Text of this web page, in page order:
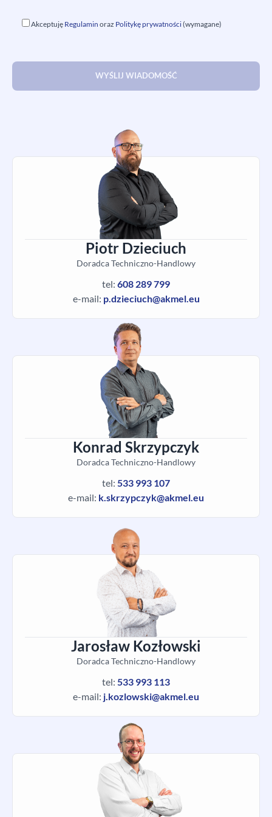
Piotr Dzieciuch
Doradca Techniczno-Handlowy
tel: 608 289 799
e-mail: p.dzieciuch@akmel.eu
Konrad Skrzypczyk
Doradca Techniczno-Handlowy
tel: 533 993 107
e-mail: k.skrzypczyk@akmel.eu
Jarosław Kozłowski
Doradca Techniczno-Handlowy
tel: 533 993 113
e-mail: j.kozlowski@akmel.eu
Akceptuję Regulamin oraz Politykę prywatności(wymagane)